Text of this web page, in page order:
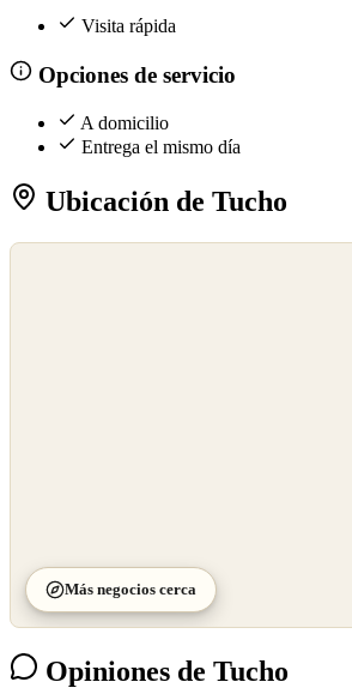
Visita rápida
Opciones de servicio
A domicilio
Entrega el mismo día
Ubicación de Tucho
Más negocios cerca
Opiniones de Tucho